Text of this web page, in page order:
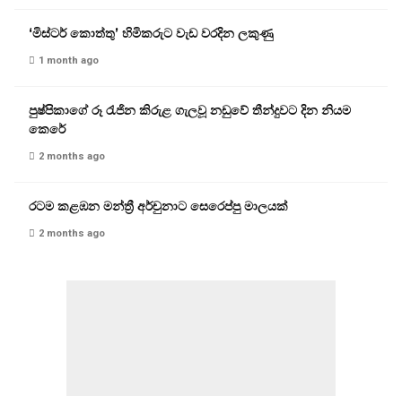
‘මිස්ටර් කොත්තු’ හිමිකරුට වැඩ වරදින ලකුණු
1 month ago
පුෂ්පිකාගේ රූ රැජින කිරුළ ගැලවූ නඩුවේ තීන්දුවට දින නියම
කෙරේ
2 months ago
රටම කළඹන මන්ත්‍රී අර්චුනාට සෙරෙප්පු මාලයක්
2 months ago